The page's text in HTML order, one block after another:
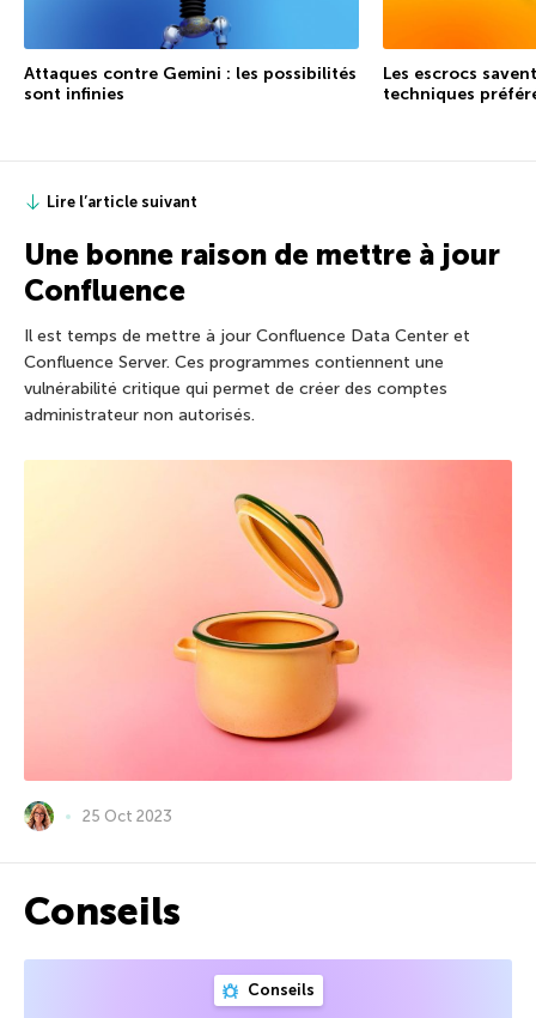
Attaques contre Gemini : les possibilités
sont infinies
Les escrocs
techniques
Lire l’article suivant
Une bonne raison de mettre à jour
Confluence
Il est temps de mettre à jour Confluence Data Center et
Confluence Server. Ces programmes contiennent une
vulnérabilité critique qui permet de créer des comptes
administrateur non autorisés.
25 Oct 2023
Conseils
Conseils